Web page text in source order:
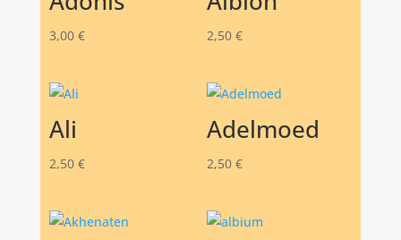
3,00 € 2,50 €
Ali
2,50 €
Adelmoed
2,50 €